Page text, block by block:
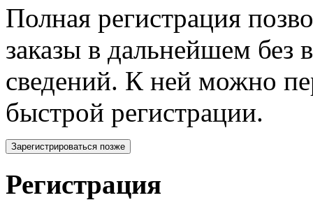
Полная регистрация
заказы в дальнейшем без
сведений. К ней можно
быстрой регистрации.
Зарегистрироваться позже
Регистрация